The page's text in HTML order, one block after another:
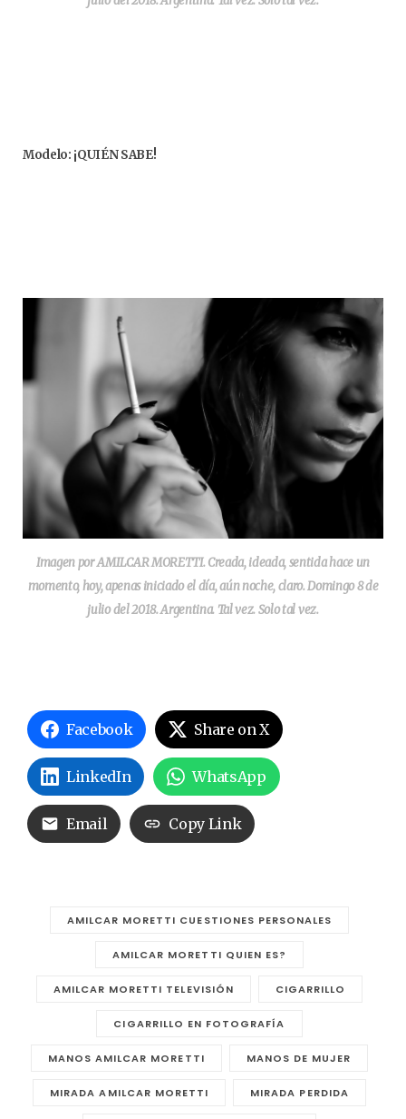
Modelo: ¡QUIÉN SABE!
Imagen por AMILCAR MORETTI. Creada, ideada, sentida hace un
momento, hoy, apenas iniciado el día, aún noche, claro. Domingo 8 de
julio del 2018. Argentina. Tal vez. Solo tal vez.
Facebook Share on X
LinkedIn WhatsApp
Email Copy Link
AMILCAR MORETTI CUESTIONES PERSONALES
AMILCAR MORETTI QUIEN ES?
AMILCAR MORETTI TELEVISIÓN CIGARRILLO
CIGARRILLO EN FOTOGRAFÍA
MANOS AMILCAR MORETTI MANOS DE MUJER
MIRADA AMILCAR MORETTI MIRADA PERDIDA